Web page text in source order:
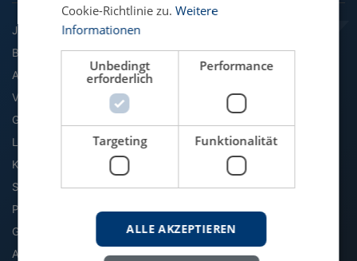
Jura
BWL
Agrarwissenschaft
VWL
Geographie
Literatur & Sprache
Kommunikation & Medien
Soziologie
Politik
Geschichte
Archäologie & Altertum
Cookie-Richtlinie zu. Weitere
Informationen
Unbedingt
erforderlich
Performance
Targeting Funktionalität
ALLE AKZEPTIEREN